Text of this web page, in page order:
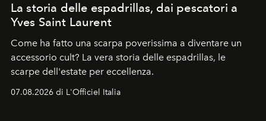
La storia delle espadrillas, dai pescatori a
Yves Saint Laurent
Come ha fatto una scarpa poverissima a diventare un
accessorio cult? La vera storia delle espadrillas, le
scarpe dell'estate per eccellenza.
07.08.2026 di L'Officiel Italia